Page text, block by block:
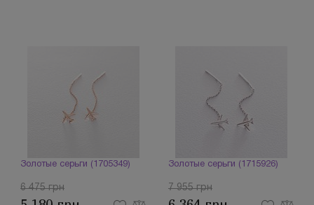
Золотые серьги (1705349)
6 475 грн
Золотые серьги (1715926)
7 955 грн